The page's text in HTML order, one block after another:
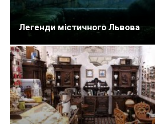
Легенди містичного Львова